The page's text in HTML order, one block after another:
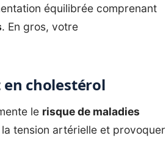
équilibrée comprenant
. En gros, votre
cholestérol
le risque de maladies
tension artérielle et provoquer